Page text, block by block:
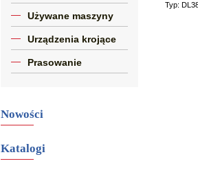
Używane maszyny
Urządzenia krojące
Prasowanie
Nowości
Katalogi
Typ: